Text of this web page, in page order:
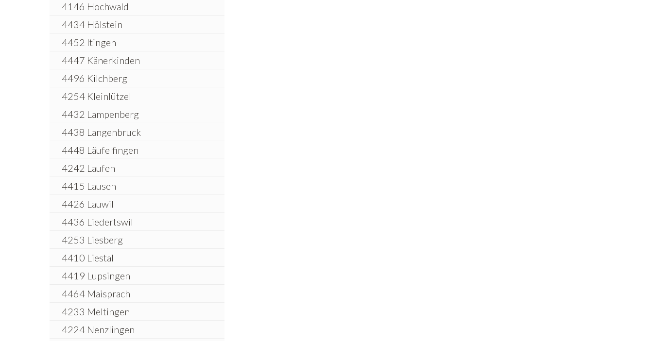
4146 Hochwald
4434 Hölstein
4452 Itingen
4447 Känerkinden
4496 Kilchberg
4254 Kleinlützel
4432 Lampenberg
4438 Langenbruck
4448 Läufelfingen
4242 Laufen
4415 Lausen
4426 Lauwil
4436 Liedertswil
4253 Liesberg
4410 Liestal
4419 Lupsingen
4464 Maisprach
4233 Meltingen
4224 Nenzlingen